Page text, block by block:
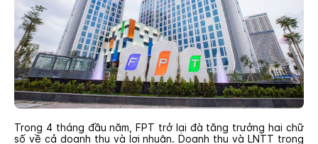
Trong 4 tháng đầu năm, FPT trở lại đà tăng trưởng hai chữ
số về cả doanh thu và lợi nhuận. Doanh thu và LNTT trong